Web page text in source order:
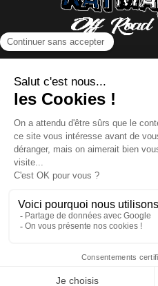
NOUS CONTACTER
INFORMATIONS
NOS PARTENAIRES
HORAIRES
Copyright © 2026 Kayman